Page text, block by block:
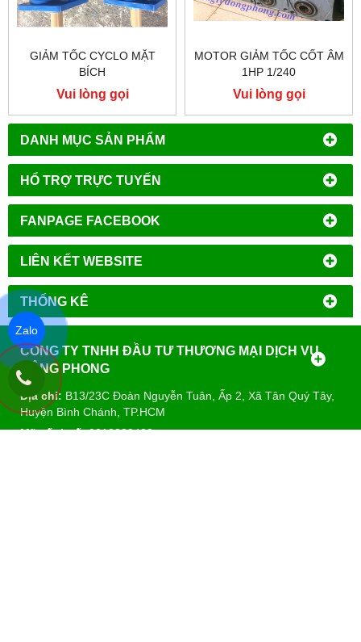
DANH MỤC SẢN PHẨM
HỔ TRỢ TRỰC TUYẾN
FANPAGE FACEBOOK
LIÊN KẾT WEBSITE
THỐNG KÊ
GIẢM TỐC CYCLO MẶT
BÍCH
Vui lòng gọi
MOTOR GIẢM TỐC CỐT ÂM
1HP 1/240
Vui lòng gọi
CÔNG TY TNHH ĐẦU TƯ THƯƠNG MẠI DỊCH VỤ
ĐÔNG PHONG
Địa chỉ: B13/23C Đoàn Nguyễn Tuân, Ấp 2, Xã Tân Quý Tây,
Huyện Bình Chánh, TP.HCM
Mã số thuế:0312389423
Zalo